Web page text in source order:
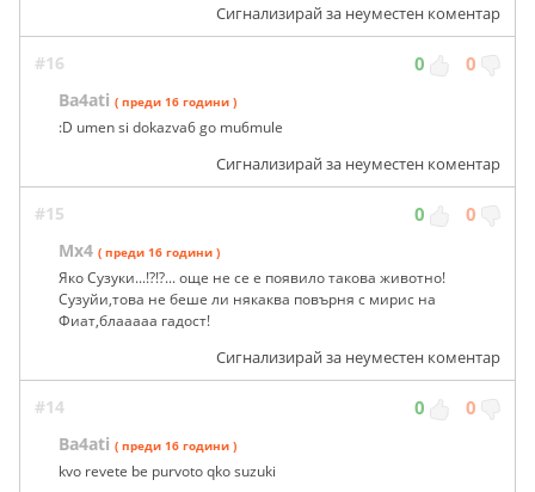
Сигнализирай за неуместен коментар
#16 0 0
Ba4ati ( преди 16 години )
:D umen si dokazva6 go mu6mule
Сигнализирай за неуместен коментар
#15 0 0
Mx4 ( преди 16 години )
Яко Сузуки...!?!?... още не се е появило такова животно!
Сузуйи,това не беше ли някаква повърня с мирис на
Фиат,блааааа гадост!
Сигнализирай за неуместен коментар
#14 0 0
Ba4ati ( преди 16 години )
kvo revete be purvoto qko suzuki